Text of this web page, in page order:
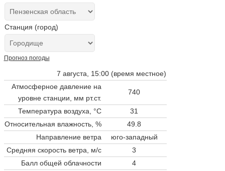
Станция (город)
Прогноз погоды
7 августа, 15:00 (время местное)
Атмосферное давление на
уровне станции, мм рт.ст.
740
Температура воздуха, °C
31
Относительная влажность, %
49.8
Направление ветра
юго-западный
Средняя скорость ветра, м/с
3
Балл общей облачности
4